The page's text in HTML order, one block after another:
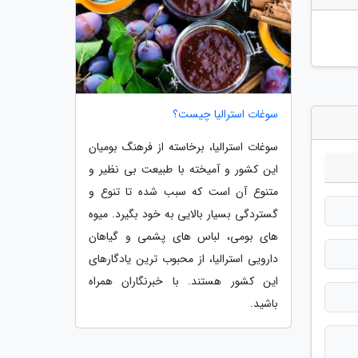
سوغات استرالیا چیست؟
سوغات استرالیا، برخاسته از فرهنگ بومیان
این کشور و آمیخته با طبیعت بی نظیر و
متنوع آن است که سبب شده تا تنوع و
گستردگی بسیار بالایی به خود بگیرد. میوه
های بومی، لباس های پشمی و گیاهان
دارویی استرالیا، از محبوب ترین یادگارهای
این کشور هستند. با خبرنگاران همراه
باشید.